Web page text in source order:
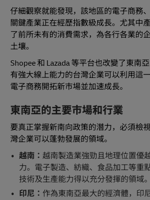
仔細觀察就能發現，該地區的電子商務
關鍵產業正在經歷指數級成長。尤其中
了前所未有的消費需求，為各行各業的
土壤。
Shopee 和 Lazada 等平台也改變了東南
有強大線上能力的台灣企業可以利用這
電子商務開拓新市場並加速成長。
東南亞的主要市場和行業
要真正掌握新南向政策的潛力，必須檢
灣企業可以蓬勃發展的領域。
越南： 越南製造業強勁且地理位置優
力。電子製造、紡織、食品加工等重
技術及生產能力得以充分發揮的領域。
印尼： 作為東南亞最大的經濟體，印